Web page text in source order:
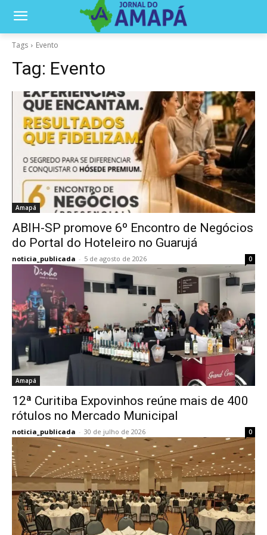
Tags Evento
Tag: Evento
Amapá
ABIH-SP promove 6º Encontro de Negócios
do Portal do Hoteleiro no Guarujá
noticia_publicada - 5 de agosto de 2026 0
Amapá
12ª Curitiba Expovinhos reúne mais de 400
rótulos no Mercado Municipal
noticia_publicada - 30 de julho de 2026 0